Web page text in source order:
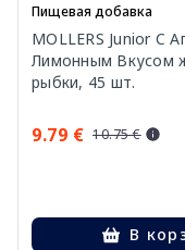
Пищевая добавка
MOLLERS Junior C
Лимонным Вкусом
рыбки, 45 шт.
9.79 € 10.75 €
В